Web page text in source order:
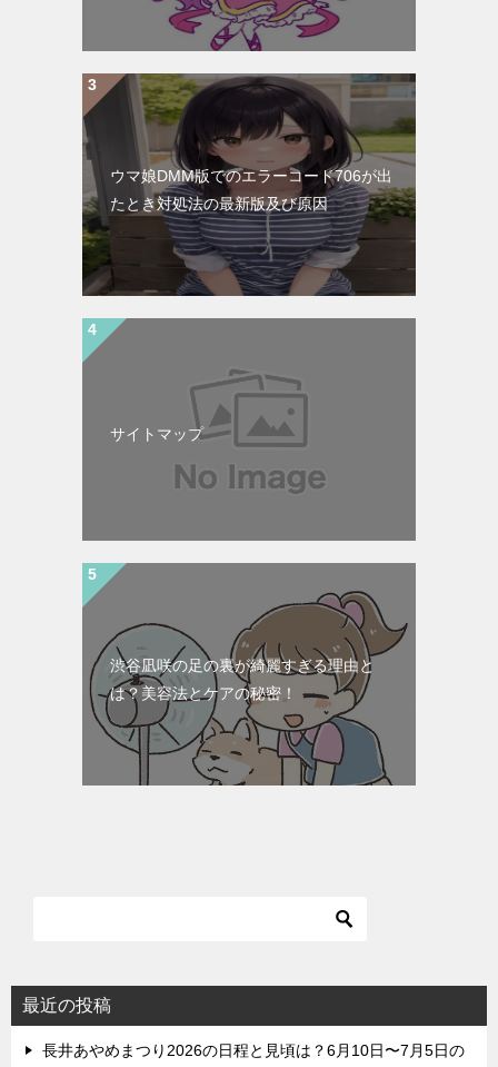
ウマ娘DMM版でのエラーコード706が出
たとき対処法の最新版及び原因
サイトマップ
渋谷凪咲の足の裏が綺麗すぎる理由と
は？美容法とケアの秘密！
最近の投稿
長井あやめまつり2026の日程と見頃は？6月10日〜7月5日の